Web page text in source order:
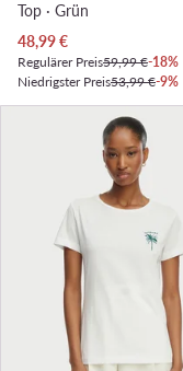
Top · Grün
Aktueller Preis
48,99€
Regulärer Preis59,99 €-18%
Niedrigster Preis53,99 €-9%